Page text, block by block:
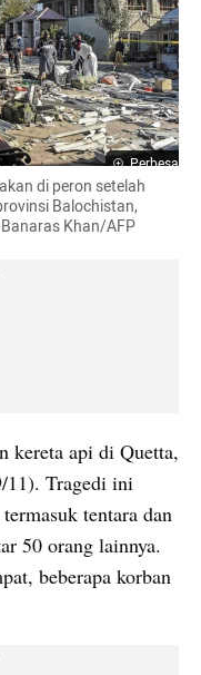
Perbesar
di peron setelah
Balochistan,
Khan/AFP
kereta api di Quetta,
11). Tragedi ini
tentara dan
50 orang lainnya.
beberapa korban